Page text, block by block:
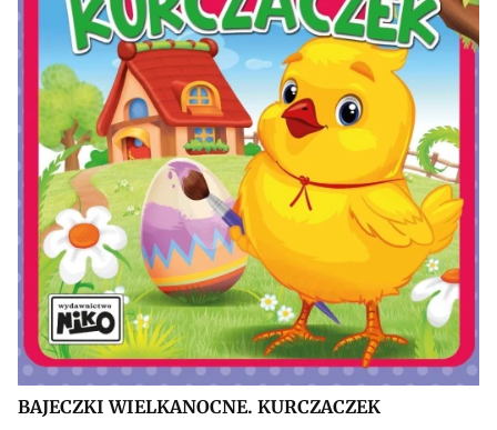
BAJECZKI WIELKANOCNE. KURCZACZEK